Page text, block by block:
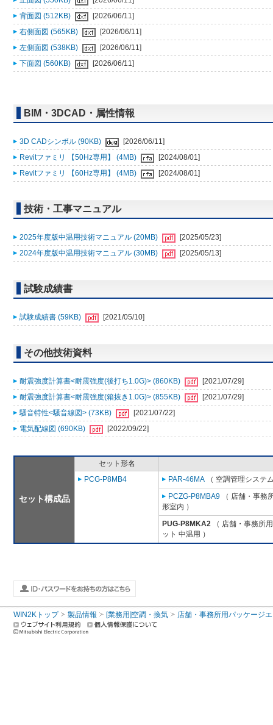
背面図 (512KB)
[2026/06/11]
右側面図 (565KB)
[2026/06/11]
左側面図 (538KB)
[2026/06/11]
下面図 (560KB)
[2026/06/11]
BIM・3DCAD・属性情報
3D CADシンボル (90KB)
[2026/06/11]
Revitファミリ 【50Hz専用】 (4MB)
[2024/08/01]
Revitファミリ 【60Hz専用】 (4MB)
[2024/08/01]
技術・工事マニュアル
2025年度版中温用技術マニュアル (20MB)
[2025/05/23]
2024年度版中温用技術マニュアル (30MB)
[2025/05/13]
試験成績書
試験成績書 (59KB) [2021/05/10]
その他技術資料
耐震強度計算書<耐震強度(後打ち1.0G)> (860KB)
[2021/07/29]
耐震強度計算書<耐震強度(箱抜き1.0G)> (855KB)
[2021/07/29]
騒音特性<騒音線図> (73KB)
[2021/07/22]
電気配線図 (690KB)
[2022/09/22]
セット構成品
セット形名
PCG-P8MB4
PAR-46MA （ 空調管理システ
PCZG-P8MBA9 （ 店舗・事務
形室内 ）
PUG-P8MKA2 （ 店舗・事務所
ット 中温用 ）
WIN2Kトップ 製品情報 [業務用]空調・換気 店舗・事務所用パッケージ